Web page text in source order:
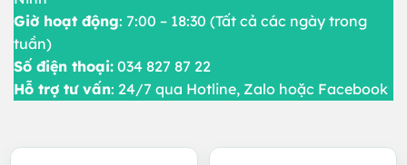
Giờ hoạt động: 7:00 – 18:30 (Tất cả các ngày trong
tuần)
Số điện thoại: 034 827 87 22
Hỗ trợ tư vấn: 24/7 qua Hotline, Zalo hoặc Facebook